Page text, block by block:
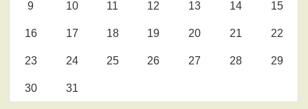
9 10 11 12 13 14 15
16 17 18 19 20 21 22
23 24 25 26 27 28 29
30 31